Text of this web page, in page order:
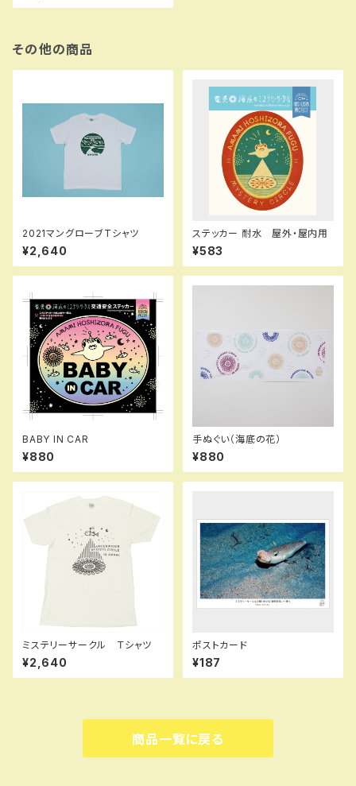
その他の商品
2021マングローブTシャツ
¥2,640
ステッカー 耐水 屋外・屋内用
¥583
BABY IN CAR
¥880
手ぬぐい（海底の花）
¥880
ミステリーサークル Ｔシャツ
¥2,640
ポストカード
¥187
商品一覧に戻る